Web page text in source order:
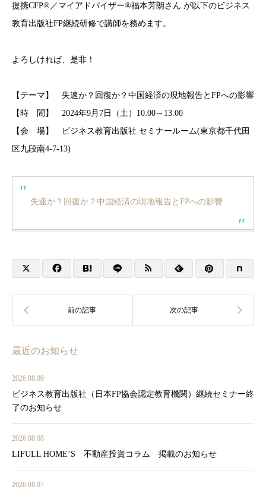
提携CFP®／マイアドバイザー®福本芳朗さん が以下のビジネス
教育出版社FP継続研修で講師を務めます。
よろしければ、是非！
【テーマ】 失速か？回復か？中国経済の現地報告とFPへの影響
【時 間】 2024年9月7日（土）10:00～13:00
【会 場】 ビジネス教育出版社 セミナールーム(東京都千代田
区九段南4-7-13)
失速か？回復か？中国経済の現地報告とFPへの影響
最近のお知らせ
2026.08.09
ビジネス教育出版社（日本FP協会認定教育機関）継続セミナー終
了のお知らせ
2026.08.08
LIFULL HOME’S 不動産投資コラム 掲載のお知らせ
2026.08.07